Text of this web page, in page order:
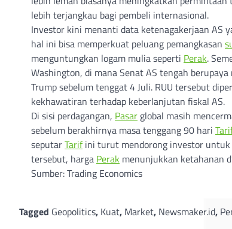
lebih terjangkau bagi pembeli internasional.
Investor kini menanti data ketenagakerjaan AS
hal ini bisa memperkuat peluang pemangkasan
menguntungkan logam mulia seperti Perak.
Washington, di mana Senat AS tengah
Trump sebelum tenggat 4 Juli. RUU tersebut
kekhawatiran terhadap keberlanjutan fiskal AS.
Di sisi perdagangan, Pasar global masih
sebelum berakhirnya masa tenggang 90 hari
seputarTarifini turut mendorong investor untuk
tersebut, harga Perak menunjukkan ketahanan
Sumber: Trading Economics
Tagged Geopolitics, Kuat, Market, Newsmaker.id,